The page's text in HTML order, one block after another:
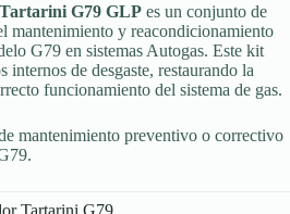
G79 GLP es un conjunto de
mantenimiento y reacondicionamiento
G79 en sistemas Autogas. Este kit
internos de desgaste, restaurando la
funcionamiento del sistema de gas.
mantenimiento preventivo o correctivo
Tartarini G79